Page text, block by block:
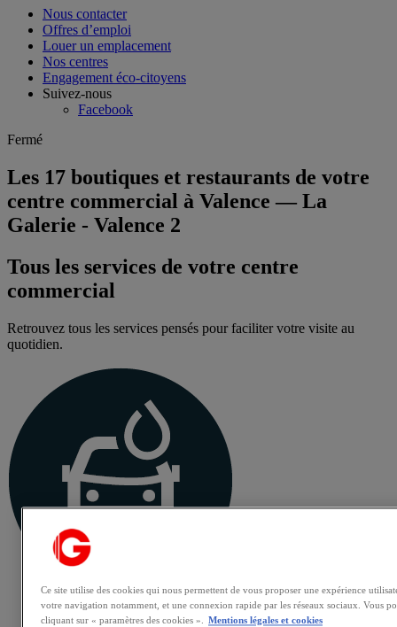
Nous contacter
Offres d’emploi
Louer un emplacement
Nos centres
Engagement éco-citoyens
Suivez-nous
Facebook
Fermé
Les 17 boutiques et restaurants de votre
centre commercial à Valence — La
Galerie - Valence 2
Tous les services de votre centre
commercial
Retrouvez tous les services pensés pour faciliter votre visite au
quotidien.
Lavage auto
Ce site utilise des cookies qui nous permettent de vous proposer une expérience
votre navigation notamment, et une connexion rapide par les réseaux sociaux. Vous
cliquant sur « paramètres des cookies ».
Mentions légales et cookies